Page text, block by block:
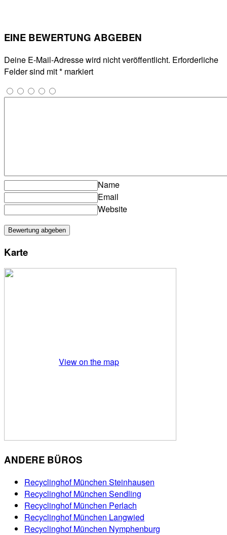
EINE BEWERTUNG ABGEBEN
Deine E-Mail-Adresse wird nicht veröffentlicht. Erforderliche
Felder sind mit* markiert
Name
Email
Website
Karte
View on the map
ANDERE BÜROS
Recyclinghof München Steinhausen
Recyclinghof München Sendling
Recyclinghof München Perlach
Recyclinghof München Langwied
Recyclinghof München Nymphenburg